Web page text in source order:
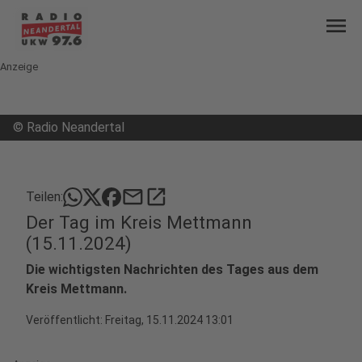
menu
Anzeige
© Radio Neandertal
Teilen: mailopen_in_new
Der Tag im Kreis Mettmann
(15.11.2024)
Die wichtigsten Nachrichten des Tages aus dem
Kreis Mettmann.
Veröffentlicht: Freitag, 15.11.2024 13:01